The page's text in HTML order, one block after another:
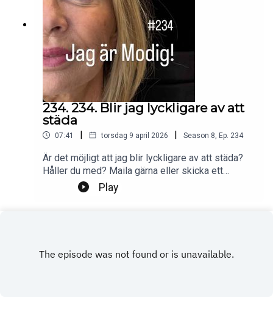
234. 234. Blir jag lyckligare av att
städa
07:41 | torsdag 9 april 2026 | Season 8 Ep. 234
Är det möjligt att jag blir lyckligare av att städa?
Håller du med? Maila gärna eller skicka ett
DM.Foto: PrivatProduktion, redigering och klipp:
Heli BrewitzMusik: Lic. NEO SoundsKontakt
Play